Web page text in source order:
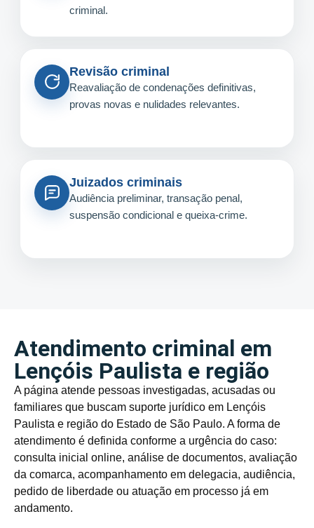
criminal.
Revisão criminal
Reavaliação de condenações definitivas,
provas novas e nulidades relevantes.
Juizados criminais
Audiência preliminar, transação penal,
suspensão condicional e queixa-crime.
Atendimento criminal em
Lençóis Paulista e região
A página atende pessoas investigadas, acusadas ou
familiares que buscam suporte jurídico em Lençóis
Paulista e região do Estado de São Paulo. A forma de
atendimento é definida conforme a urgência do caso:
consulta inicial online, análise de documentos, avaliação
da comarca, acompanhamento em delegacia, audiência,
pedido de liberdade ou atuação em processo já em
andamento.